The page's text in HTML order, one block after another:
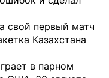
свой первый матч
Казахстана
в парном